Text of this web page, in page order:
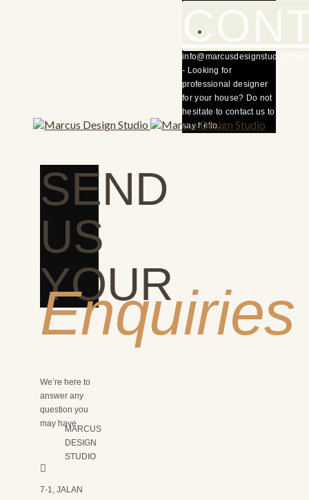
- Looking for
professional designer
for your house? Do not
hesitate to contact us to
say hello.
SEND
US
YOUR
Enquiries
We’re here to
answer any
question you
may have.
MARCUS
DESIGN
STUDIO
7-1, JALAN